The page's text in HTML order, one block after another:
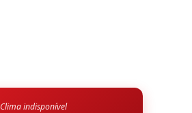
Clima indisponível